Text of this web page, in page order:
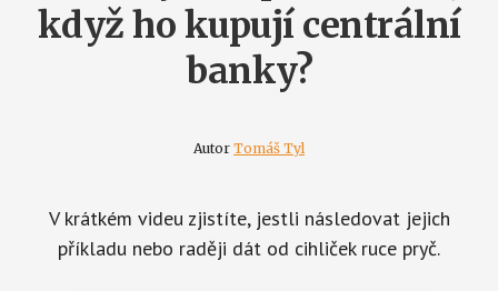
když ho kupují centrální
banky?
Autor Tomáš Tyl
V krátkém videu zjistíte, jestli následovat jejich
příkladu nebo raději dát od cihliček ruce pryč.